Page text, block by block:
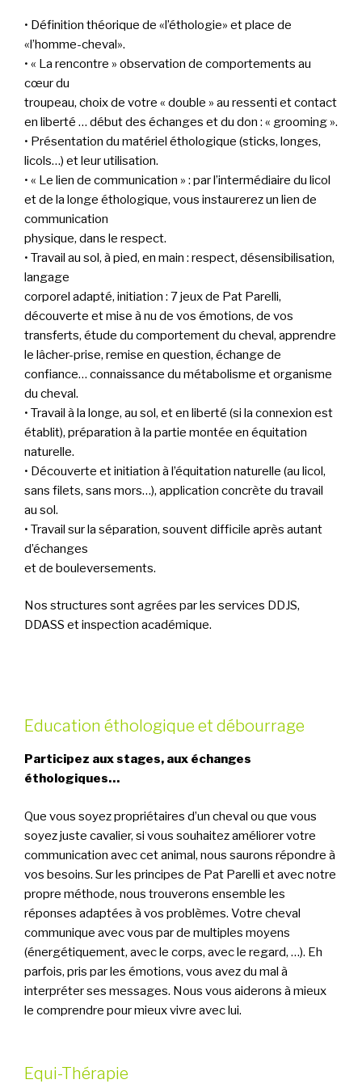
• Définition théorique de «l’éthologie» et place de
«l’homme-cheval».
• « La rencontre » observation de comportements au
cœur du
troupeau, choix de votre « double » au ressenti et contact
en liberté … début des échanges et du don : « grooming ».
• Présentation du matériel éthologique (sticks, longes,
licols…) et leur utilisation.
• « Le lien de communication » : par l’intermédiaire du licol
et de la longe éthologique, vous instaurerez un lien de
communication
physique, dans le respect.
• Travail au sol, à pied, en main : respect, désensibilisation,
langage
corporel adapté, initiation : 7 jeux de Pat Parelli,
découverte et mise à nu de vos émotions, de vos
transferts, étude du comportement du cheval, apprendre
le lâcher-prise, remise en question, échange de
confiance… connaissance du métabolisme et organisme
du cheval.
• Travail à la longe, au sol, et en liberté (si la connexion est
établit), préparation à la partie montée en équitation
naturelle.
• Découverte et initiation à l’équitation naturelle (au licol,
sans filets, sans mors…), application concrète du travail
au sol.
• Travail sur la séparation, souvent difficile après autant
d’échanges
et de bouleversements.
Nos structures sont agrées par les services DDJS,
DDASS et inspection académique.
Education éthologique et débourrage
Participez aux stages, aux échanges
éthologiques…
Que vous soyez propriétaires d’un cheval ou que vous
soyez juste cavalier, si vous souhaitez améliorer votre
communication avec cet animal, nous saurons répondre à
vos besoins. Sur les principes de Pat Parelli et avec notre
propre méthode, nous trouverons ensemble les
réponses adaptées à vos problèmes. Votre cheval
communique avec vous par de multiples moyens
(énergétiquement, avec le corps, avec le regard, …). Eh
parfois, pris par les émotions, vous avez du mal à
interpréter ses messages. Nous vous aiderons à mieux
le comprendre pour mieux vivre avec lui.
Equi-Thérapie